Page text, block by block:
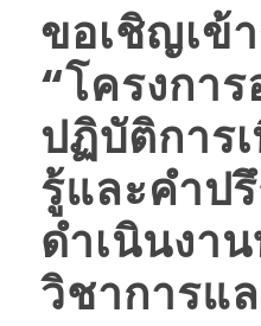
ขอเชิญเข้
“โครงกา
ปฏิบัติการ
รู้และคำป
ดำเนินงา
วิชาการแ